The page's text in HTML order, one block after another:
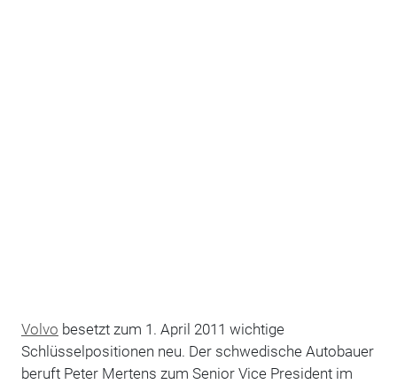
Volvo besetzt zum 1. April 2011 wichtige
Schlüsselpositionen neu. Der schwedische Autobauer
beruft Peter Mertens zum Senior Vice President im